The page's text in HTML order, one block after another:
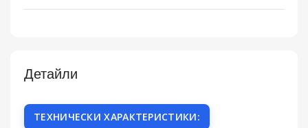
Детайли
ТЕХНИЧЕСКИ ХАРАКТЕРИСТИКИ: